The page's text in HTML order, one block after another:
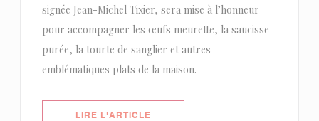
signée Jean-Michel Tixier, sera mise à l’honneur
pour accompagner les œufs meurette, la saucisse
purée, la tourte de sanglier et autres
emblématiques plats de la maison.
LIRE L'ARTICLE((OUVRE UNE NOUVELLE